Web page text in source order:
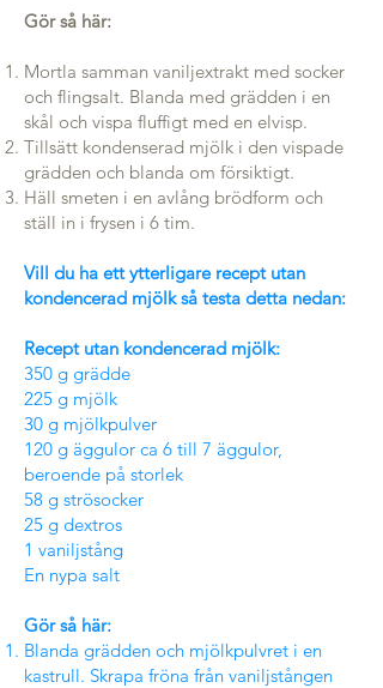
Gör så här:
Mortla samman vaniljextrakt med socker
och flingsalt. Blanda med grädden i en
skål och vispa fluffigt med en elvisp.
Tillsätt kondenserad mjölk i den vispade
grädden och blanda om försiktigt.
Häll smeten i en avlång brödform och
ställ in i frysen i 6 tim.
Vill du ha ett ytterligare recept utan
kondencerad mjölk så testa detta nedan:
Recept utan kondencerad mjölk:
350 g grädde
225 g mjölk
30 g mjölkpulver
120 g äggulor ca 6 till 7 äggulor,
beroende på storlek
58 g strösocker
25 g dextros
1 vaniljstång
En nypa salt
Gör så här:
Blanda grädden och mjölkpulvret i en
kastrull. Skrapa fröna från vaniljstången